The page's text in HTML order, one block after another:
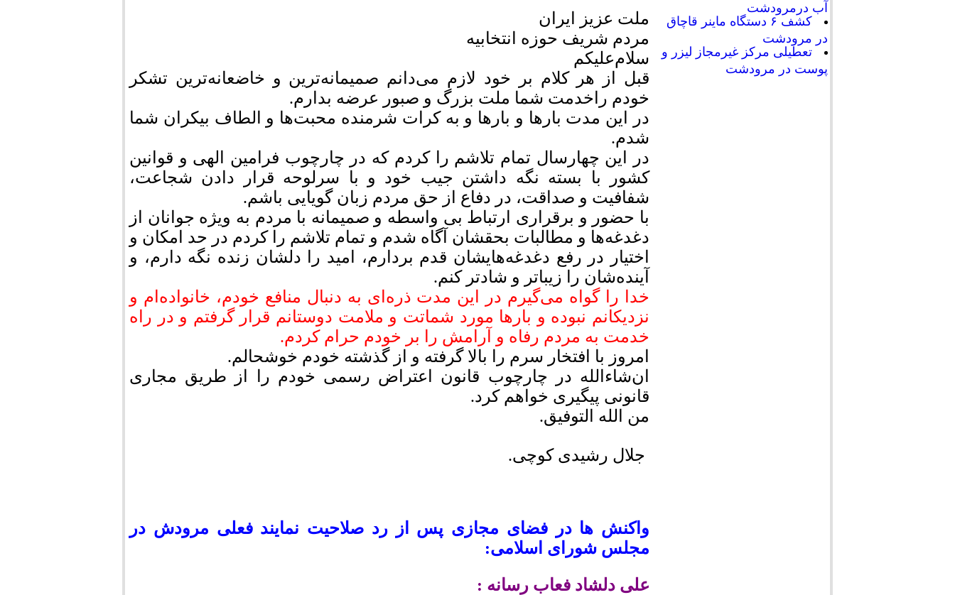
آب درمرودشت
کشف ۶ دستگاه ماینر قاچاق
در مرودشت
تعطیلی مرکز غیرمجاز لیزر و
پوست در مرودشت
ملت عزیز ایران
مردم شریف حوزه انتخابیه
سلام‌‌علیکم
قبل از هر کلام بر خود لازم می‌دانم صمیمانه‌ترین و خاضعانه‌ترین تشکر
خودم راخدمت شما ملت بزرگ و صبور عرضه بدارم.
در این مدت بارها و بارها و به کرات شرمنده محبت‌ها و الطاف بیکران شما
شدم.
در این چهارسال تمام تلاشم را کردم که در چارچوب فرامین الهی و قوانین
کشور با بسته نگه داشتن جیب خود و با سرلوحه قرار دادن شجاعت،
شفافیت و صداقت، در دفاع از حق مردم زبان گویایی باشم.
با حضور و برقراری ارتباط بی واسطه و صمیمانه با مردم به ویژه جوانان از
دغدغه‌ها و مطالبات بحقشان آگاه شدم و تمام تلاشم را کردم در حد امکان و
اختیار در رفع دغدغه‌هایشان قدم بردارم، امید را دلشان زنده نگه دارم، و
آینده‌شان را زیباتر و شاد‌تر کنم.
خدا را گواه می‌گیرم در این مدت ذره‌ای به دنبال منافع خودم، خانواده‌ام و
نزدیکانم نبوده و بارها مورد شماتت و ملامت دوستانم قرار گرفتم و در راه
خدمت به مردم رفاه و آرامش را بر خودم حرام کردم.
امروز با افتخار سرم را بالا گرفته و از گذشته خودم خوشحالم.
ان‌شاءالله در چارچوب قانون اعتراض رسمی خودم را از طریق مجاری
قانونی پیگیری خواهم کرد.
من الله التوفیق.
جلال رشیدی کوچی.
واکنش ها در فضای مجازی پس از رد صلاحیت نمایند فعلی مرودش در
مجلس شورای اسلامی:
علی دلشاد فعاب رسانه :